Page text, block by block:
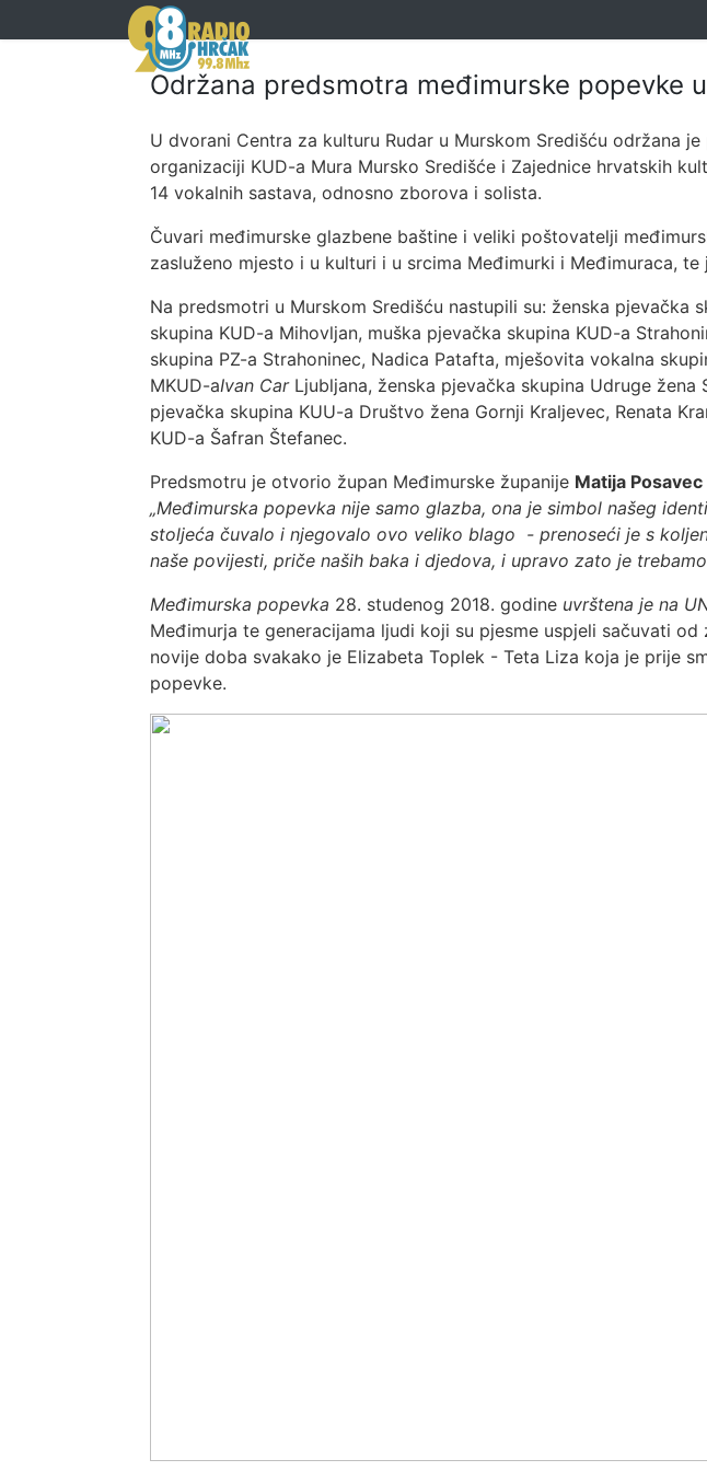
Održana predsmotra međimurske popevke
U dvorani Centra za kulturu Rudar u Murskom Središću održana
organizaciji KUD-a Mura Mursko Središće i Zajednice hrvatskih
14 vokalnih sastava, odnosno zborova i solista.
Čuvari međimurske glazbene baštine i veliki poštovatelji
zasluženo mjesto i u kulturi i u srcima Međimurki i Međimuraca,
Na predsmotri u Murskom Središću nastupili su: ženska
skupina KUD-a Mihovljan, muška pjevačka skupina KUD-a
skupina PZ-a Strahoninec, Nadica Patafta, mješovita vokalna
MKUD-aIvan CarLjubljana, ženska pjevačka skupina Udruge žena
pjevačka skupina KUU-a Društvo žena Gornji Kraljevec, Renata
KUD-a Šafran Štefanec.
Predsmotru je otvorio župan Međimurske županije Matija Posavec
„Međimurska popevka nije samo glazba, ona je simbol našeg
stoljeća čuvalo i njegovalo ovo veliko blago - prenoseći je s
naše povijesti, priče naših baka i djedova, i upravo zato je
Međimurska popevka 28. studenog 2018. godine uvrštena je na
Međimurja te generacijama ljudi koji su pjesme uspjeli sačuvati
novije doba svakako je Elizabeta Toplek - Teta Liza koja je prije
popevke.